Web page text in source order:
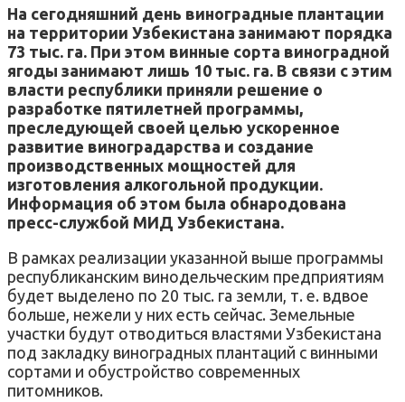
На сегодняшний день виноградные плантации
на территории Узбекистана занимают порядка
73 тыс. га. При этом винные сорта виноградной
ягоды занимают лишь 10 тыс. га. В связи с этим
власти республики приняли решение о
разработке пятилетней программы,
преследующей своей целью ускоренное
развитие виноградарства и создание
производственных мощностей для
изготовления алкогольной продукции.
Информация об этом была обнародована
пресс-службой МИД Узбекистана.
В рамках реализации указанной выше программы
республиканским винодельческим предприятиям
будет выделено по 20 тыс. га земли, т. е. вдвое
больше, нежели у них есть сейчас. Земельные
участки будут отводиться властями Узбекистана
под закладку виноградных плантаций с винными
сортами и обустройство современных
питомников.